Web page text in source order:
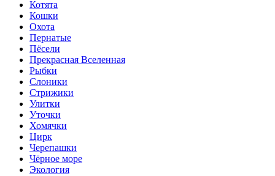
Котята
Кошки
Охота
Пернатые
Пёсели
Прекрасная Вселенная
Рыбки
Слоники
Стрижики
Улитки
Уточки
Хомячки
Цирк
Черепашки
Чёрное море
Экология